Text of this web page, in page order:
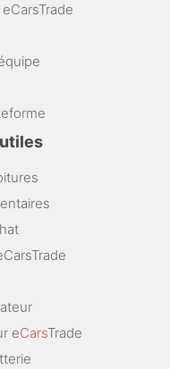
eCarsTrade